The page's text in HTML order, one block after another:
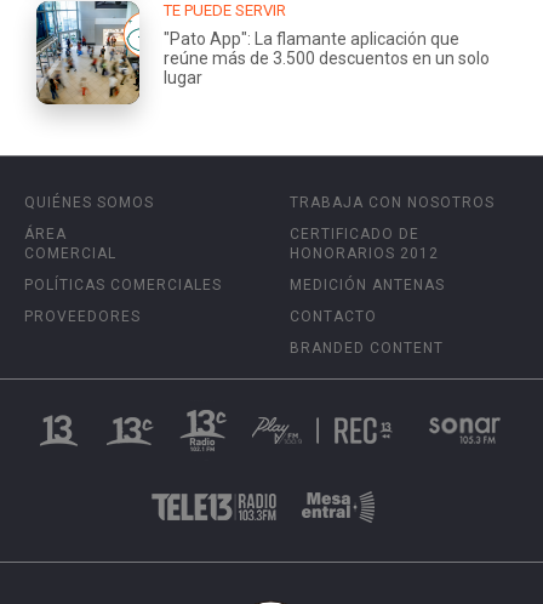
TE PUEDE SERVIR
"Pato App": La flamante aplicación que
reúne más de 3.500 descuentos en un solo
lugar
QUIÉNES SOMOS
ÁREA
COMERCIAL
POLÍTICAS COMERCIALES
PROVEEDORES
TRABAJA CON NOSOTROS
CERTIFICADO DE
HONORARIOS 2012
MEDICIÓN ANTENAS
CONTACTO
BRANDED CONTENT